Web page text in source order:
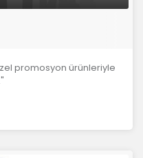
promosyon ürünleriyle